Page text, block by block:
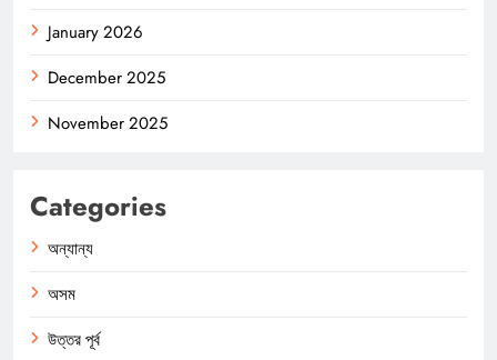
January 2026
December 2025
November 2025
Categories
অন্যান্য
অসম
উত্তর পূর্ব